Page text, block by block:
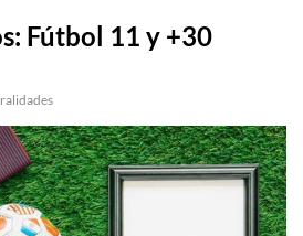
Fútbol 11 y +30